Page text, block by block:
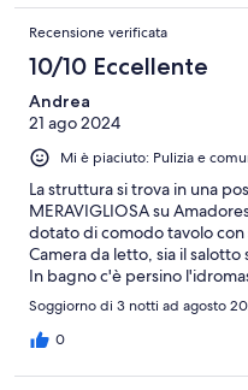
Recensione verificata
10/10 Eccellente
Andrea
21 ago 2024
Mi è piaciuto: Pulizia e
La struttura si trova in una
MERAVIGLIOSA su
dotato di comodo tavolo
Camera da letto, sia il
In bagno c'è persino
(consiglio phon da casa). La
il microonde che sostituisce
anche di un ripostiglio con
Soggiorno di 3 notti ad agosto
0